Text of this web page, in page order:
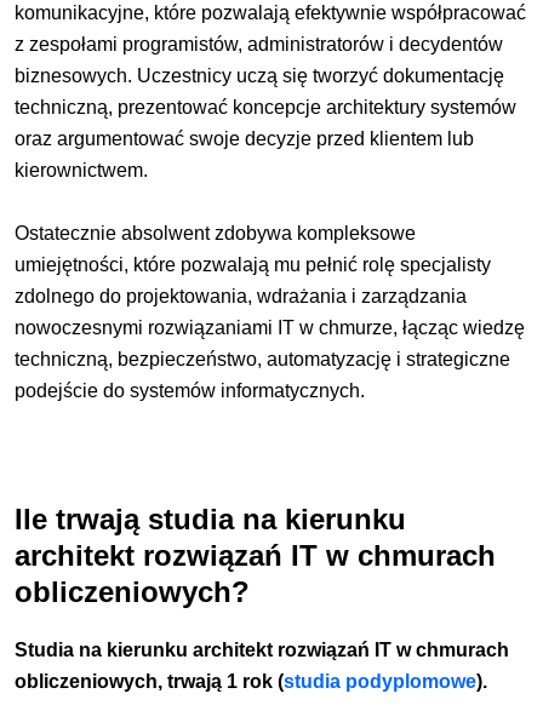
komunikacyjne, które pozwalają efektywnie współpracować
z zespołami programistów, administratorów i decydentów
biznesowych. Uczestnicy uczą się tworzyć dokumentację
techniczną, prezentować koncepcje architektury systemów
oraz argumentować swoje decyzje przed klientem lub
kierownictwem.
Ostatecznie absolwent zdobywa kompleksowe
umiejętności, które pozwalają mu pełnić rolę specjalisty
zdolnego do projektowania, wdrażania i zarządzania
nowoczesnymi rozwiązaniami IT w chmurze, łącząc wiedzę
techniczną, bezpieczeństwo, automatyzację i strategiczne
podejście do systemów informatycznych.
Ile trwają studia na kierunku
architekt rozwiązań IT w chmurach
obliczeniowych?
Studia na kierunku architekt rozwiązań IT w chmurach
obliczeniowych, trwają 1 rok(studia podyplomowe).